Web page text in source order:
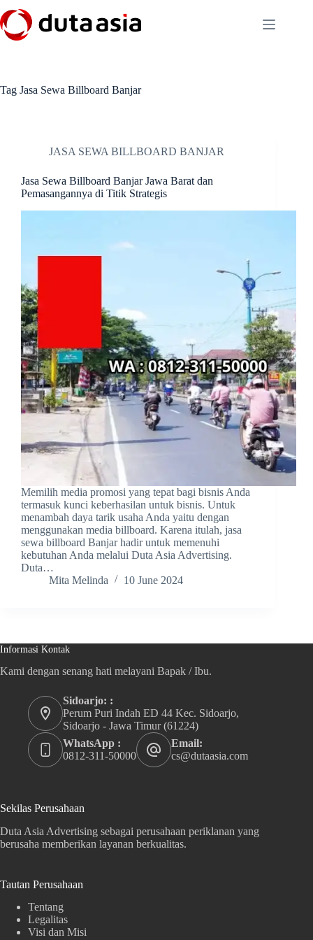
to
content
Tag Jasa Sewa Billboard Banjar
JASA SEWA BILLBOARD BANJAR
Jasa Sewa Billboard Banjar Jawa Barat dan
Pemasangannya di Titik Strategis
Memilih media promosi yang tepat bagi bisnis Anda
termasuk kunci keberhasilan untuk bisnis. Untuk
menambah daya tarik usaha Anda yaitu dengan
menggunakan media billboard. Karena itulah, jasa
sewa billboard Banjar hadir untuk memenuhi
kebutuhan Anda melalui Duta Asia Advertising.
Duta…
Mita Melinda
10 June 2024
Informasi Kontak
Kami dengan senang hati melayani Bapak / Ibu.
Sidoarjo: :
Perum Puri Indah ED 44 Kec. Sidoarjo,
Sidoarjo - Jawa Timur (61224)
WhatsApp :
0812-311-50000
Email:
cs@dutaasia.com
Sekilas Perusahaan
Duta Asia Advertising sebagai perusahaan periklanan yang
berusaha memberikan layanan berkualitas.
Tautan Perusahaan
Tentang
Legalitas
Visi dan Misi